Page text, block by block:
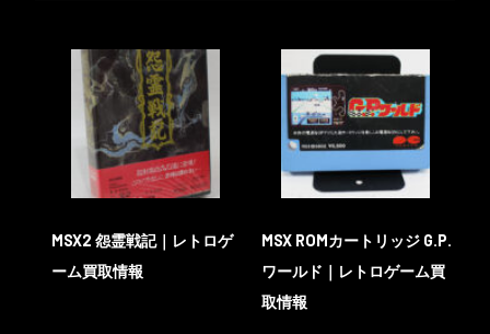
MSX2 怨霊戦記｜レトロゲ
ーム買取情報
MSX ROMカートリッジ G.P.
ワールド｜レトロゲーム買
取情報